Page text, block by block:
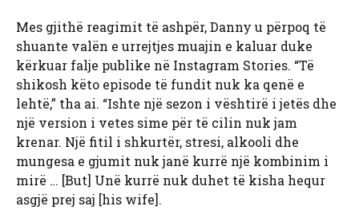
Mes gjithë reagimit të ashpër, Danny u përpoq të
shuante valën e urrejtjes muajin e kaluar duke
kërkuar falje publike në Instagram Stories. “Të
shikosh këto episode të fundit nuk ka qenë e
lehtë,” tha ai. “Ishte një sezon i vështirë i jetës dhe
një version i vetes sime për të cilin nuk jam
krenar. Një fitil i shkurtër, stresi, alkooli dhe
mungesa e gjumit nuk janë kurrë një kombinim i
mirë … [But] Unë kurrë nuk duhet të kisha hequr
asgjë prej saj [his wife].